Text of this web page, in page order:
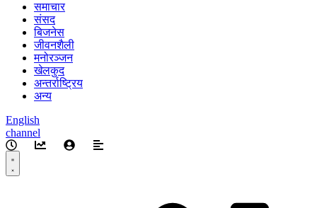
समाचार
संसद
बिजनेस
जीवनशैली
मनोरञ्जन
खेलकुद
अन्तर्राष्ट्रिय
अन्य
English
channel